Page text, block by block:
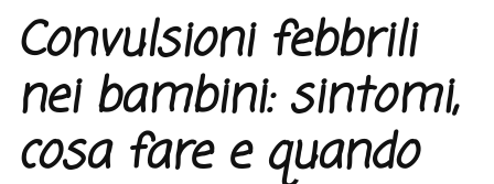
Convulsioni febbrili
nei bambini: sintomi,
cosa fare e quando